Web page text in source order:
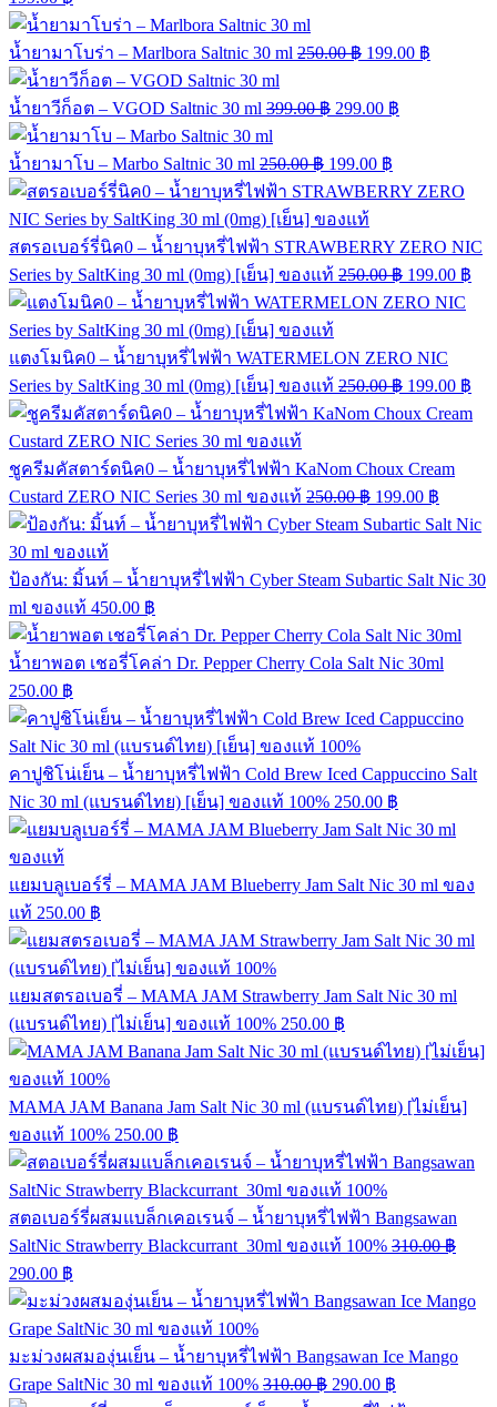
น้ำยามาโบร่า – Marlbora Saltnic 30 ml 250.00฿ 199.00 ฿
น้ำยาวีก็อต – VGOD Saltnic 30 ml 399.00฿ 299.00 ฿
น้ำยามาโบ – Marbo Saltnic 30 ml 250.00฿ 199.00 ฿
สตรอเบอร์รี่นิค0 – น้ำยาบุหรี่ไฟฟ้า STRAWBERRY ZERO NIC
Series by SaltKing 30 ml (0mg) [เย็น] ของแท้ 250.00฿ 199.00 ฿
แตงโมนิค0 – น้ำยาบุหรี่ไฟฟ้า WATERMELON ZERO NIC
Series by SaltKing 30 ml (0mg) [เย็น] ของแท้ 250.00฿ 199.00 ฿
ชูครีมคัสตาร์ดนิค0 – น้ำยาบุหรี่ไฟฟ้า KaNom Choux Cream
Custard ZERO NIC Series 30 ml ของแท้ 250.00฿ 199.00 ฿
ป้องกัน: มิ้นท์ – น้ำยาบุหรี่ไฟฟ้า Cyber Steam Subartic Salt Nic 30
ml ของแท้ 450.00 ฿
น้ำยาพอต เชอรี่โคล่า Dr. Pepper Cherry Cola Salt Nic 30ml
250.00 ฿
คาปูชิโน่เย็น – น้ำยาบุหรี่ไฟฟ้า Cold Brew Iced Cappuccino Salt
Nic 30 ml (แบรนด์ไทย) [เย็น] ของแท้ 100% 250.00 ฿
แยมบลูเบอร์รี่ – MAMA JAM Blueberry Jam Salt Nic 30 ml ของ
แท้ 250.00 ฿
แยมสตรอเบอรี่ – MAMA JAM Strawberry Jam Salt Nic 30 ml
(แบรนด์ไทย) [ไม่เย็น] ของแท้ 100% 250.00 ฿
MAMA JAM Banana Jam Salt Nic 30 ml (แบรนด์ไทย) [ไม่เย็น]
ของแท้ 100% 250.00 ฿
สตอเบอร์รี่ผสมแบล็กเคอเรนจ์ – น้ำยาบุหรี่ไฟฟ้า Bangsawan
SaltNic Strawberry Blackcurrant 30ml ของแท้ 100% 310.00฿
290.00 ฿
มะม่วงผสมองุ่นเย็น – น้ำยาบุหรี่ไฟฟ้า Bangsawan Ice Mango
Grape SaltNic 30 ml ของแท้ 100% 310.00฿ 290.00 ฿